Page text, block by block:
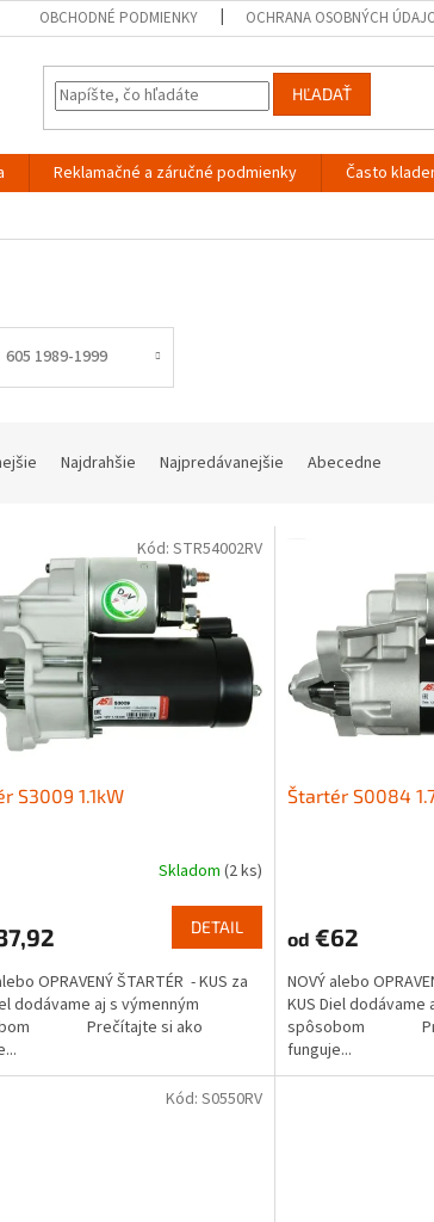
OBCHODNÉ PODMIENKY OCHRANA OSOBNÝCH
HĽADAŤ
Reklamačné a záručné podmienky Často
605 1989-1999
Najdrahšie Najpredávanejšie Abecedne
S3009 1.1kW
Skladom (2 ks)
DETAIL
OPRAVENÝ ŠTARTÉR - KUS za
dodávame aj s výmenným
Prečítajte si ako
Kód: STR54002RV
Štartér S0084
od €62
NOVÝ alebo
KUS Diel dodávame
spôsobom
funguje...
Kód: S0550RV